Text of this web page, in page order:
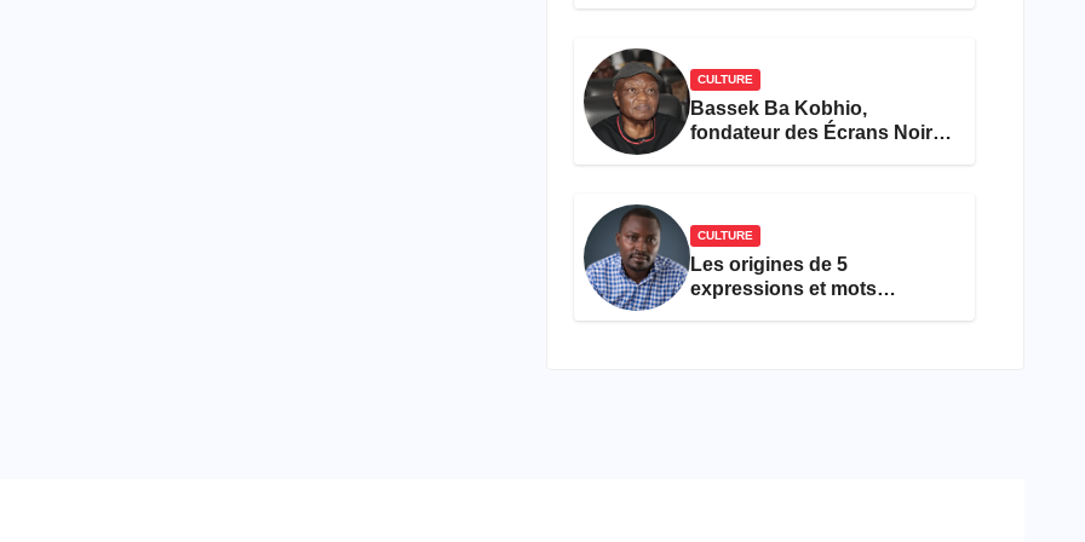
CULTURE
Bassek Ba Kobhio,
fondateur des Écrans Noirs,
CULTURE
Les origines de 5
expressions et mots